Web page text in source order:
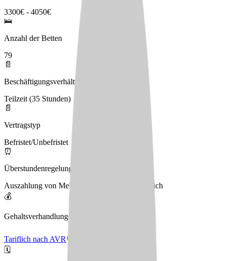
3300€ - 4050€
🛌
Anzahl der Betten
79
📄
Beschäftigungsverhältnis
Teilzeit (35 Stunden)
📄
Vertragstyp
Befristet/Unbefristet
⏰
Überstundenregelung
Auszahlung von Mehrarbeit und Freizeitausgleich
💰
Gehaltsverhandlungen
Tariflich nach AVR
🗓️